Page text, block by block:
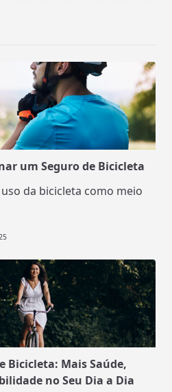
um Seguro de Bicicleta
da bicicleta como meio
Bicicleta: Mais Saúde,
no Seu Dia a Dia